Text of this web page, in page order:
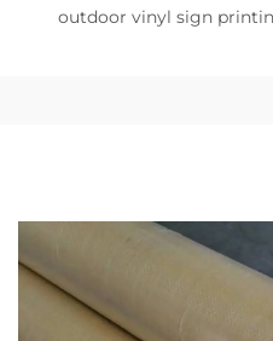
outdoor vinyl sign